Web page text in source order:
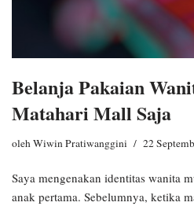
Belanja Pakaian
Matahari Mall Saja
olehWiwin Pratiwanggini 22
Saya mengenakan identitas wanita
anak pertama. Sebelumnya, ketika